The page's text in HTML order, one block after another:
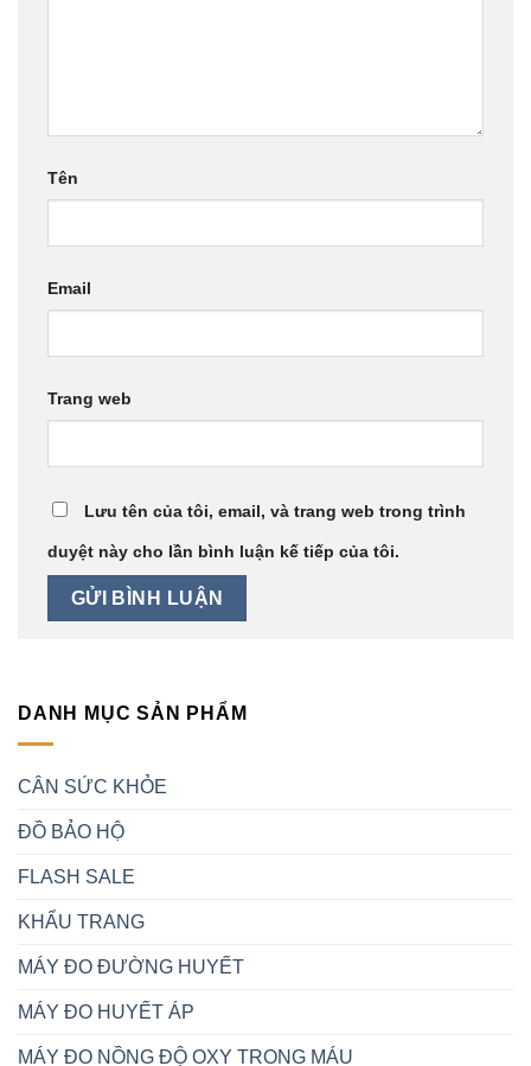
Tên
Email
Trang web
Lưu tên của tôi, email, và trang web trong trình
duyệt này cho lần bình luận kế tiếp của tôi.
DANH MỤC SẢN PHẨM
CÂN SỨC KHỎE
ĐỒ BẢO HỘ
FLASH SALE
KHẨU TRANG
MÁY ĐO ĐƯỜNG HUYẾT
MÁY ĐO HUYẾT ÁP
MÁY ĐO NỒNG ĐỘ OXY TRONG MÁU